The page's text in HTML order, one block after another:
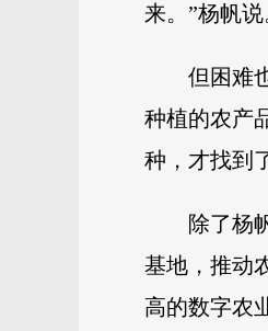
来。”杨帆说
但困难
种植的农产
种，才找到
除了杨
基地，推动
高的数字农